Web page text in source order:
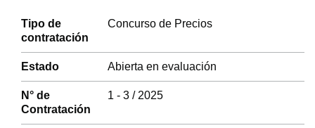
Tipo de
contratación
Concurso de Precios
Estado Abierta en evaluación
N° de
Contratación
1 - 3 / 2025